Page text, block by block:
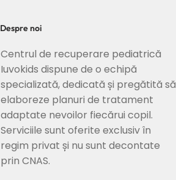
Despre noi
Centrul de recuperare pediatrică
Iuvokids dispune de o echipă
specializată, dedicată și pregătită să
elaboreze planuri de tratament
adaptate nevoilor fiecărui copil.
Serviciile sunt oferite exclusiv în
regim privat și nu sunt decontate
prin CNAS.